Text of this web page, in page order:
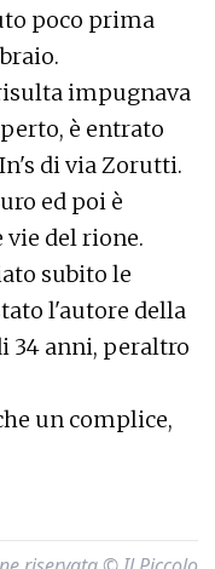
poco prima
impugnava
è entrato
di via Zorutti.
ed poi è
del rione.
subito le
l'autore della
34 anni, peraltro
un complice,